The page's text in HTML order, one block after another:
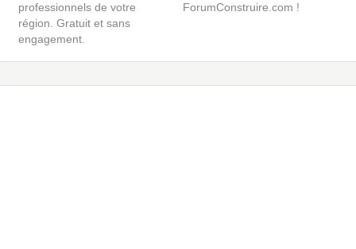
professionnels de votre
région. Gratuit et sans
engagement.
ForumConstruire.com !